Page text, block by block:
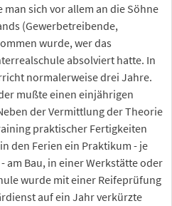
sich vor allem an die Söhne
(Gewerbetreibende,
wurde, wer das
absolviert hatte. In
normalerweise drei Jahre.
mußte einen einjährigen
der Vermittlung der Theorie
praktischer Fertigkeiten
den Ferien ein Praktikum - je
am Bau, in einer Werkstätte oder
wurde mit einer Reifeprüfung
auf ein Jahr verkürzte